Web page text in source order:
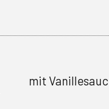
mit